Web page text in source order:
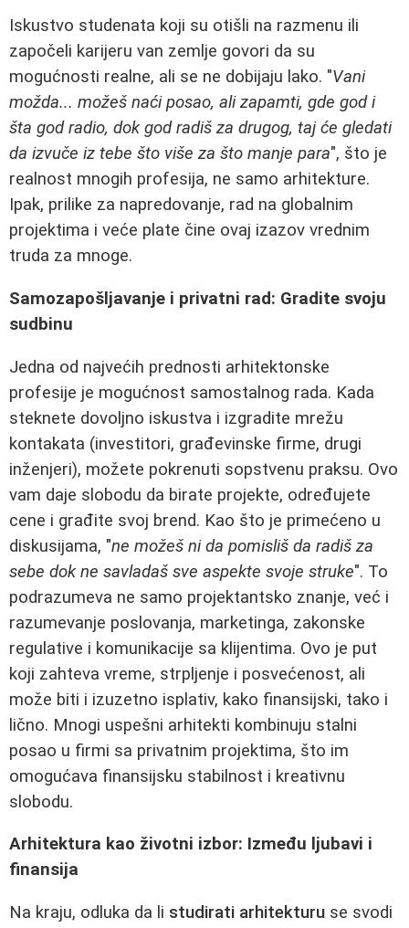
Iskustvo studenata koji su otišli na razmenu ili
započeli karijeru van zemlje govori da su
mogućnosti realne, ali se ne dobijaju lako. "Vani
možda... možeš naći posao, ali zapamti, gde god i
šta god radio, dok god radiš za drugog, taj će gledati
da izvuče iz tebe što više za što manje para", što je
realnost mnogih profesija, ne samo arhitekture.
Ipak, prilike za napredovanje, rad na globalnim
projektima i veće plate čine ovaj izazov vrednim
truda za mnoge.
Samozapošljavanje i privatni rad: Gradite svoju
sudbinu
Jedna od najvećih prednosti arhitektonske
profesije je mogućnost samostalnog rada. Kada
steknete dovoljno iskustva i izgradite mrežu
kontakata (investitori, građevinske firme, drugi
inženjeri), možete pokrenuti sopstvenu praksu. Ovo
vam daje slobodu da birate projekte, određujete
cene i građite svoj brend. Kao što je primećeno u
diskusijama, "ne možeš ni da pomisliš da radiš za
sebe dok ne savladaš sve aspekte svoje struke". To
podrazumeva ne samo projektantsko znanje, već i
razumevanje poslovanja, marketinga, zakonske
regulative i komunikacije sa klijentima. Ovo je put
koji zahteva vreme, strpljenje i posvećenost, ali
može biti i izuzetno isplativ, kako finansijski, tako i
lično. Mnogi uspešni arhitekti kombinuju stalni
posao u firmi sa privatnim projektima, što im
omogućava finansijsku stabilnost i kreativnu
slobodu.
Arhitektura kao životni izbor: Između ljubavi i
finansija
Na kraju, odluka da li studirati arhitekturu se svodi